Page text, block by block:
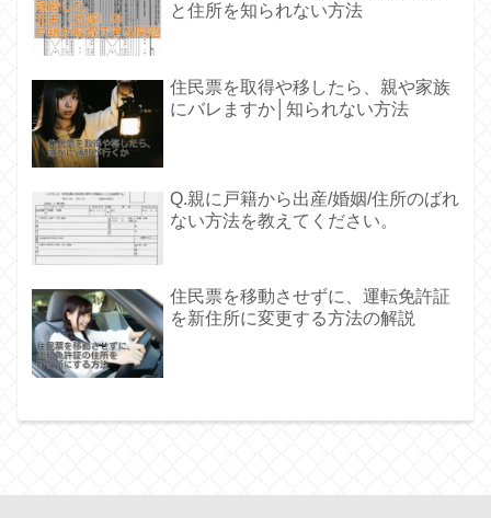
と住所を知られない方法
住民票を取得や移したら、親や家族
にバレますか│知られない方法
Q.親に戸籍から出産/婚姻/住所のばれ
ない方法を教えてください。
住民票を移動させずに、運転免許証
を新住所に変更する方法の解説